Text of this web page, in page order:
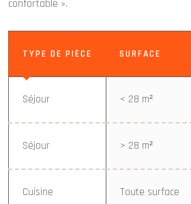
confortable ».
TYPE DE PIÈCE SURFACE
Séjour < 28 m²
Séjour > 28 m²
Cuisine Toute surface